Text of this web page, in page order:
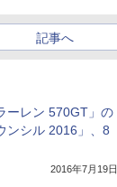
記事へ
ーレン 570GT」の
ンシル 2016」、8
2016年7月19日